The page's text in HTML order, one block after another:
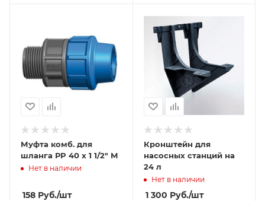
Муфта комб. для
шланга РP 40 х 1 1/2" М
Нет в наличии
158 Руб./шт
Кронштейн для
насосных станций на
24 л
Нет в наличии
1 300 Руб./шт